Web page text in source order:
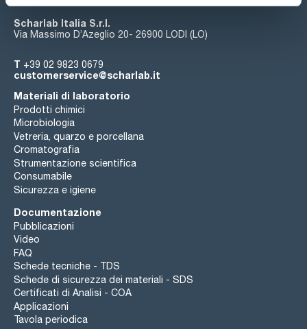
Scharlab Italia S.r.l.
Via Massimo D’Azeglio 20- 26900 LODI (LO)
T +39 02 9823 0679
customerservice@scharlab.it
Materiali di laboratorio
Prodotti chimici
Microbiologia
Vetreria, quarzo e porcellana
Cromatografia
Strumentazione scientifica
Consumabile
Sicurezza e igiene
Documentazione
Pubblicazioni
Video
FAQ
Schede tecniche - TDS
Schede di sicurezza dei materiali - SDS
Certificati di Analisi - COA
Applicazioni
Tavola periodica